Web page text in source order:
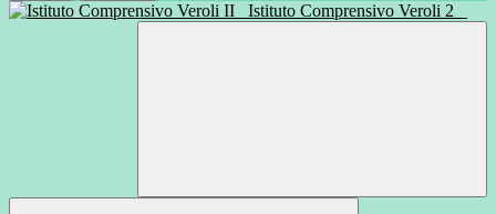
Istituto Comprensivo Veroli 2